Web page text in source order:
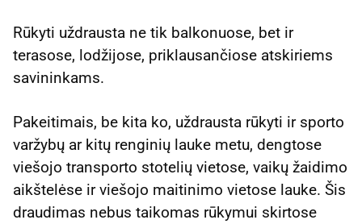
Rūkyti uždrausta ne tik balkonuose, bet ir
terasose, lodžijose, priklausančiose atskiriems
savininkams.
Pakeitimais, be kita ko, uždrausta rūkyti ir sporto
varžybų ar kitų renginių lauke metu, dengtose
viešojo transporto stotelių vietose, vaikų žaidimo
aikštelėse ir viešojo maitinimo vietose lauke. Šis
draudimas nebus taikomas rūkymui skirtose